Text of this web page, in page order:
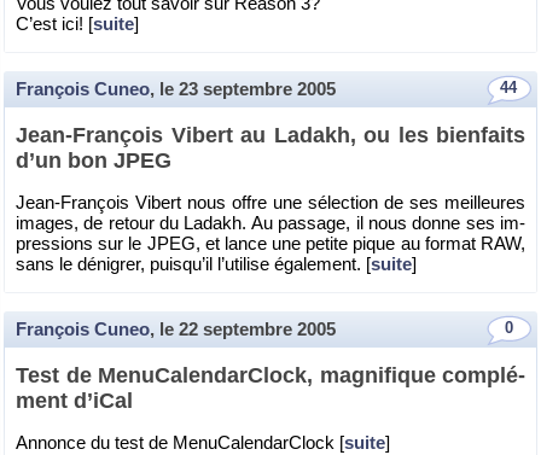
C’est ici! [suite]
44
François Cuneo, le 23 septembre 2005
Jean-Fran­çois Vi­bert au La­dakh, ou les bien­faits
d’un bon JPEG
Jean-Fran­çois Vi­bert nous offre une sé­lec­tion de ses meilleures
images, de re­tour du La­dakh. Au pas­sage, il nous donne ses im­
pres­sions sur le JPEG, et lance une pe­tite pique au for­mat RAW,
sans le dé­ni­grer, puis­qu’il l’uti­lise éga­le­ment. [suite]
0
François Cuneo, le 22 septembre 2005
Test de Me­nu­Ca­len­dar­Clock, ma­gni­fique com­plé­
ment d’iCal
An­nonce du test de Me­nu­Ca­len­dar­Clock [suite]